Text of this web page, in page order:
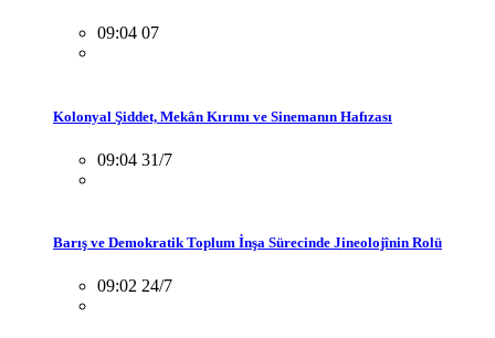
09:04 07
Kolonyal Şiddet, Mekân Kırımı ve Sinemanın Hafızası
09:04 31/7
Barış ve Demokratik Toplum İnşa Sürecinde Jineolojînin Rolü
09:02 24/7